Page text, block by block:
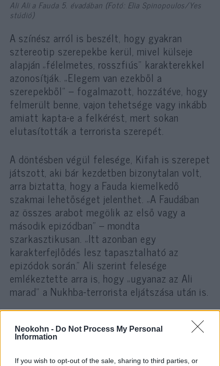
Neokohn - Do Not Process My Personal
Information
If you wish to opt-out of the sale, sharing to third parties, or
Ali Ali a Fauda 5. évadában (Fotó: Elia Spinopoulos/Yes
stúdió)
A színész arról is beszélt, hogy gyakran
sztereotip szerepekbe kerül, mivel külseje
alapján „félelmetes, rosszfiús” karakterekkel
azonosítják. „Elegem van ezekből a
szerepekből” – fogalmazott, hozzátéve, hogy
felmerült benne, vajon tehetsége vagy inkább
amiatt kapta-e a felkérést, mert sokan
elutasították a terrorista szerepét.
A döntésben végül felesége, Kifah is szerepet
játszott, aki bár kezdetben bizonytalan volt,
arra biztatta, hogy a Fauda kiemelkedő
szakmai lehetőséget jelenthet. „A Faudában
az összes arabot megölik az első vagy a
második epizódban” – mondta
szarkasztikusan. „Itt azonban egy
karakterfejlődés lesz tapasztalható az
epizódok során.” Ali szerint felesége
emlékeztette arra is, hogy „ugyanaz az Ali
marad” a Nukhba-terrorista eljátszása után is.
„Hollywoodban most nem szexi